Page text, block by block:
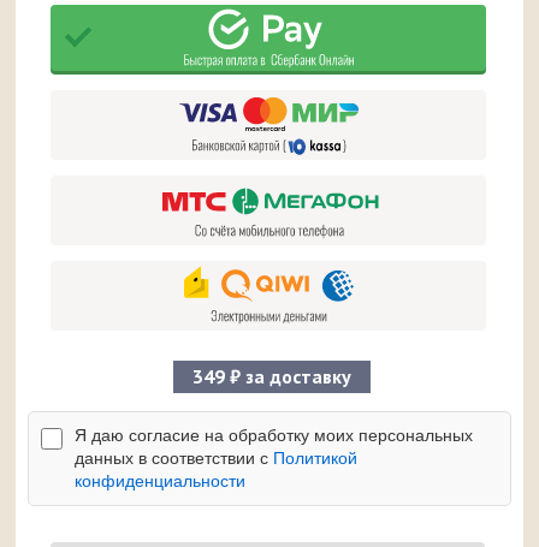
349 ₽ за доставку
Я даю согласие на обработку моих персональных
данных в соответствии с Политикой
конфиденциальности